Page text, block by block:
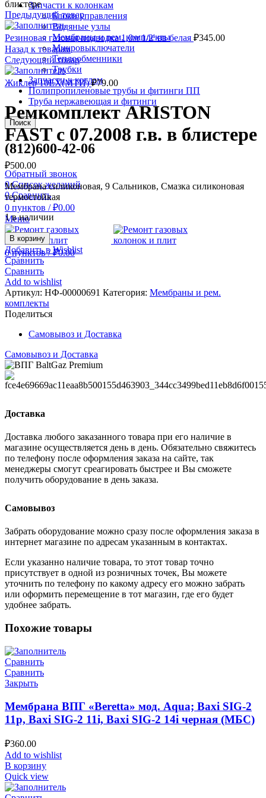
Запчасти к колонкам
Блоки управления
Водяные узлы
Мембраны и рем. комплекты
Микровыключатели
Теплообменники
Трубки
Запчасти к котлам
Полипропиленовые трубы и фитинги ПП
Труба нержавеющая и фитинги
Поиск
(812)600-42-06
Обратный звонок
0Список желаний
0 Сравнить
0 пунктов / ₽0.00
Меню
0пунктов / ₽0.00
блистере
Предыдущий товар
Резиновая газовая подводка 1,0м 1/2' вв белая ₽345.00
Назад к товарам
Следующий товар
Жиклер 10ЕХ(МТИ)₽79.00
Ремкомплект ARISTON
FAST c 07.2008 г.в. в блистере
₽500.00
Мембрана силиконовая, 9 Сальников, Смазка силиконовая
термостойкая
1 в наличии
В корзину
Добавить в Wishlist
Сравнить
Сравнить
Add to wishlist
Артикул: НФ-00000691 Категория: Мембраны и рем.
комплекты
Поделиться
Самовывоз и Доставка
Самовывоз и Доставка
Доставка
Доставка любого заказанного товара при его наличие в
магазине осуществляется день в день. Обязательно свяжитесь
по телефону после оформления заказа на сайте, так
менеджеры смогут среагировать быстрее и Вы сможете
получить оборудование в день заказа.
Самовывоз
Забрать оборудование можно сразу после оформления заказа в
интернет магазине по адресам указанным в контактах.
Если указанно наличие товара, то этот товар точно
присутствует в одной из розничных точек, Вы можете
уточнить по телефону по какому адресу его можно забрать
или оформить перемещение в тот магазин, где его будет
удобнее забрать.
Похожие товары
Сравнить
Сравнить
Закрыть
Мембрана ВПГ «Beretta» мод. Aqua; Baxi SIG-2
11p, Baxi SIG-2 11i, Baxi SIG-2 14i черная (МБС)
₽360.00
Add to wishlist
В корзину
Quick view